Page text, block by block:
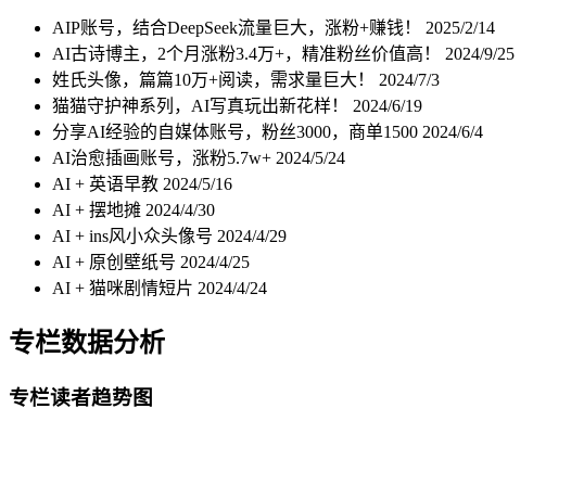
AIP账号，结合DeepSeek流量巨大，涨粉+赚钱！ 2025/2/14
AI古诗博主，2个月涨粉3.4万+，精准粉丝价值高！ 2024/9/25
姓氏头像，篇篇10万+阅读，需求量巨大！ 2024/7/3
猫猫守护神系列，AI写真玩出新花样！ 2024/6/19
分享AI经验的自媒体账号，粉丝3000，商单1500 2024/6/4
AI治愈插画账号，涨粉5.7w+ 2024/5/24
AI + 英语早教 2024/5/16
AI + 摆地摊 2024/4/30
AI + ins风小众头像号 2024/4/29
AI + 原创壁纸号 2024/4/25
AI + 猫咪剧情短片 2024/4/24
专栏数据分析
专栏读者趋势图